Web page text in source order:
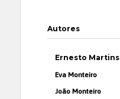
Autores
Ernesto Martins
Eva Monteiro
João Monteiro